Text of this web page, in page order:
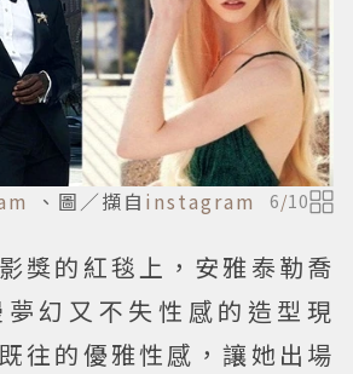
、圖／擷自 instagram 6/10
獎的紅毯上，安雅泰勒喬
幻又不失性感的造型現
往的優雅性感，讓她出場